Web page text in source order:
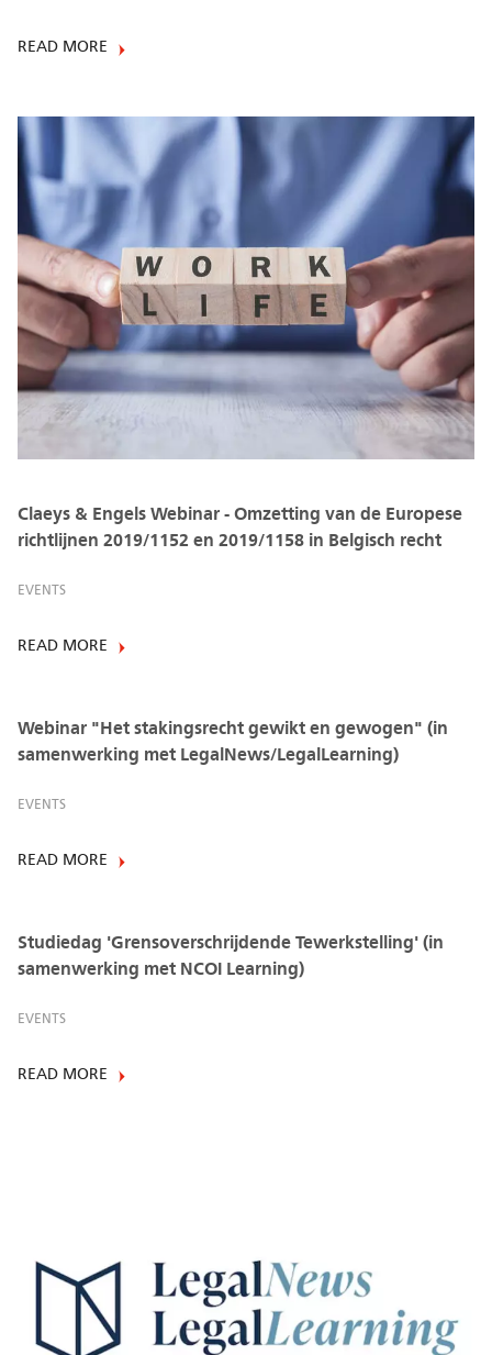
READ MORE
Claeys & Engels Webinar - Omzetting van de Europese
richtlijnen 2019/1152 en 2019/1158 in Belgisch recht
EVENTS
READ MORE
Webinar "Het stakingsrecht gewikt en gewogen" (in
samenwerking met LegalNews/LegalLearning)
EVENTS
READ MORE
Studiedag 'Grensoverschrijdende Tewerkstelling' (in
samenwerking met NCOI Learning)
EVENTS
READ MORE